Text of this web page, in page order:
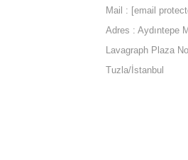
Mail : [email
Adres : Aydıntepe
Lavagraph Plaza
Tuzla/İstanbul